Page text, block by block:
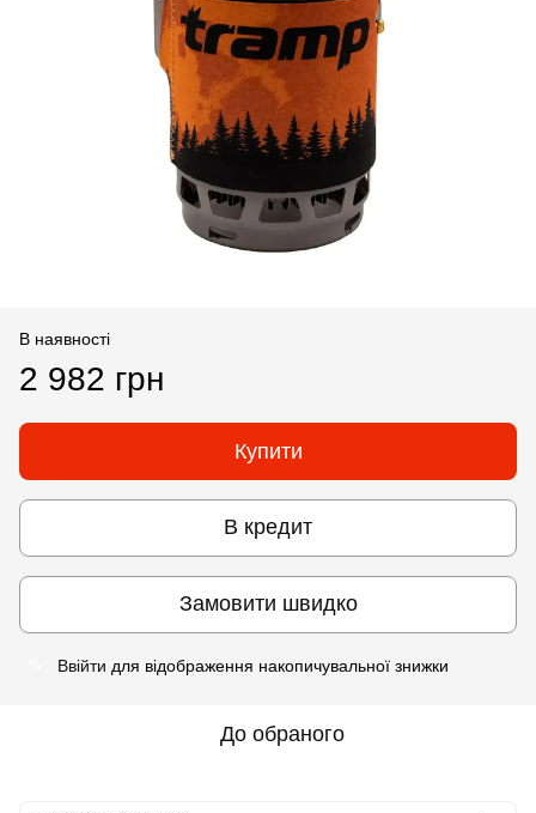
В наявності
2 982 грн
Купити
В кредит
Замовити швидко
Ввійти для відображення накопичувальної знижки
До обраного